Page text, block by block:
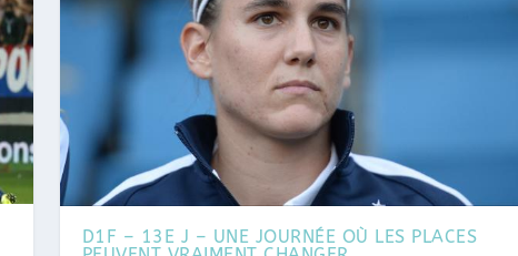
D1F – 13E J – UNE JOURNÉE OÙ LES PLACES